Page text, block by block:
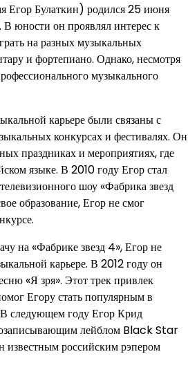
Егор Булаткин) родился 25 июня
В юности он проявлял интерес к
на разных музыкальных
и фортепиано. Однако, несмотря
музыкального
карьере были связаны с
конкурсах и фестивалях. Он
праздниках и мероприятиях, где
языке. В 2010 году Егор стал
шоу «Фабрика звезд
образование, Егор не смог
на «Фабрике звезд 4», Егор не
карьере. В 2012 году он
«Я зря». Этот трек привлек
Егору стать популярным в
следующем году Егор Крид
лейблом Black Star
известным российским рэпером